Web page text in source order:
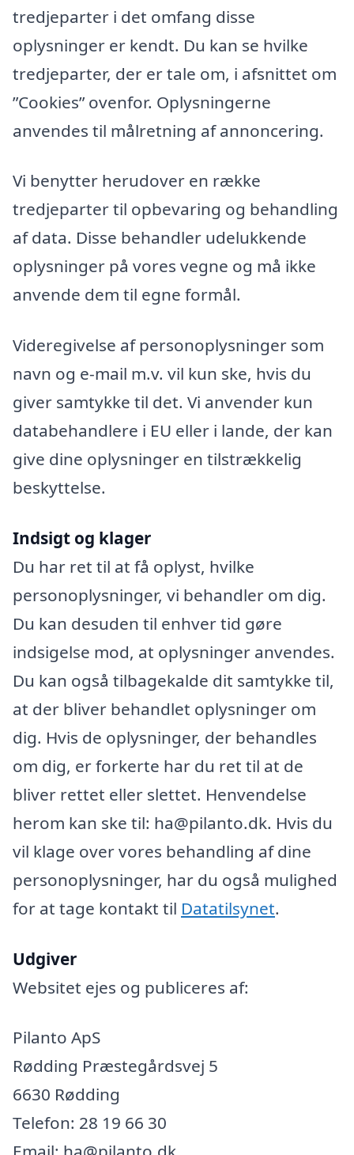
tredjeparter i det omfang disse
oplysninger er kendt. Du kan se hvilke
tredjeparter, der er tale om, i afsnittet om
”Cookies” ovenfor. Oplysningerne
anvendes til målretning af annoncering.
Vi benytter herudover en række
tredjeparter til opbevaring og behandling
af data. Disse behandler udelukkende
oplysninger på vores vegne og må ikke
anvende dem til egne formål.
Videregivelse af personoplysninger som
navn og e-mail m.v. vil kun ske, hvis du
giver samtykke til det. Vi anvender kun
databehandlere i EU eller i lande, der kan
give dine oplysninger en tilstrækkelig
beskyttelse.
Indsigt og klager
Du har ret til at få oplyst, hvilke
personoplysninger, vi behandler om dig.
Du kan desuden til enhver tid gøre
indsigelse mod, at oplysninger anvendes.
Du kan også tilbagekalde dit samtykke til,
at der bliver behandlet oplysninger om
dig. Hvis de oplysninger, der behandles
om dig, er forkerte har du ret til at de
bliver rettet eller slettet. Henvendelse
herom kan ske til: ha@pilanto.dk. Hvis du
vil klage over vores behandling af dine
personoplysninger, har du også mulighed
for at tage kontakt til Datatilsynet.
Udgiver
Websitet ejes og publiceres af:
Pilanto ApS
Rødding Præstegårdsvej 5
6630 Rødding
Telefon: 28 19 66 30